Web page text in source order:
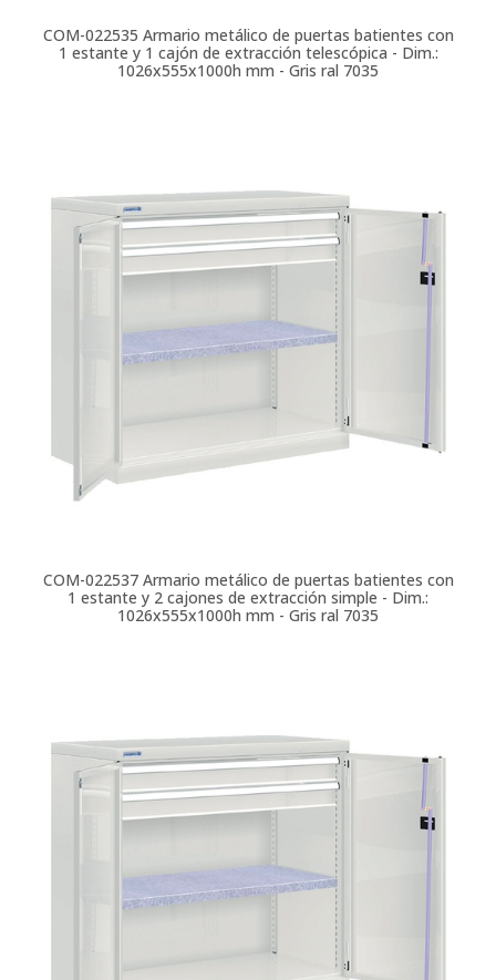
COM-022535 Armario metálico de puertas batientes con
1 estante y 1 cajón de extracción telescópica - Dim.:
1026x555x1000h mm - Gris ral 7035
COM-022537 Armario metálico de puertas batientes con
1 estante y 2 cajones de extracción simple - Dim.:
1026x555x1000h mm - Gris ral 7035